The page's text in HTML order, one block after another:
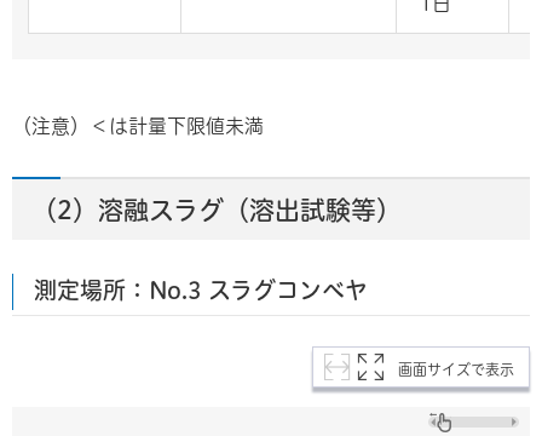
（注意）＜は計量下限値未満
（2）溶融スラグ（溶出試験等）
測定場所：No.3 スラグコンベヤ
画面サイズで表示